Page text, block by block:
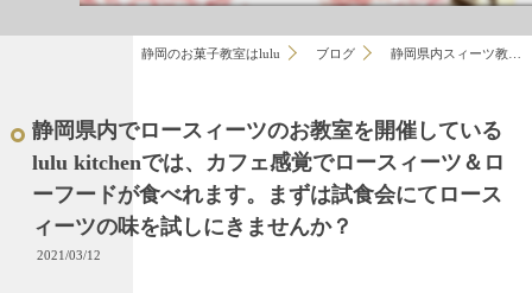
静岡のお菓子教室はlulu ブログ 静岡県内スィーツ教…
静岡県内でロースィーツのお教室を開催している
lulu kitchenでは、カフェ感覚でロースィーツ＆ロ
ーフードが食べれます。まずは試食会にてロース
ィーツの味を試しにきませんか？
2021/03/12